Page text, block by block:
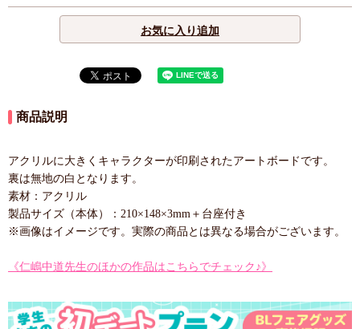
お気に入り追加
商品説明
アクリルに大きくキャラクターが印刷されたアートボードです。
裏は無地の白となります。
素材：アクリル
製品サイズ（本体）：210×148×3mm＋台座付き
※画像はイメージです。実際の商品とは異なる場合がございます。
《仁嶋中道先生のほかの作品はこちらでチェック♪》